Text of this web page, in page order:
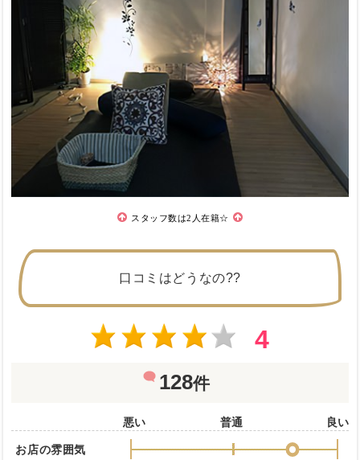
スタッフ数は2人在籍☆
口コミはどうなの??
4
128件
悪い 普通 良い
お店の雰囲気